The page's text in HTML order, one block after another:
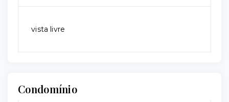
vista livre
Condomínio